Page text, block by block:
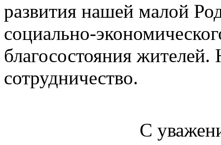
развития нашей малой
социально-
благосостояния
сотрудничество.
С